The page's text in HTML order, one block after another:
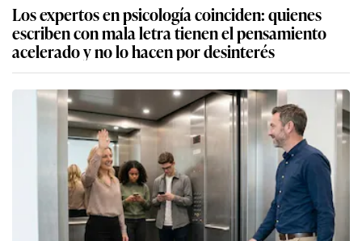
Los expertos en psicología coinciden: quienes
escriben con mala letra tienen el pensamiento
acelerado y no lo hacen por desinterés